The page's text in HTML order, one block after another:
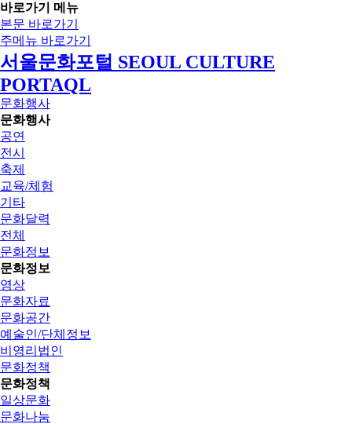
바로가기 메뉴
본문 바로가기
주메뉴 바로가기
서울문화포털 SEOUL CULTURE
PORTAQL
문화행사
문화행사
공연
전시
축제
교육/체험
기타
문화달력
전체
문화정보
문화정보
영상
문화자료
문화공간
예술인/단체정보
비영리법인
문화정책
문화정책
일상문화
문화나눔